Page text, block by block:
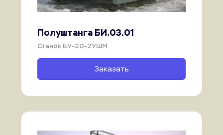
Полуштанга БИ.03.01
Станок БУ-20-2УШМ
Заказать